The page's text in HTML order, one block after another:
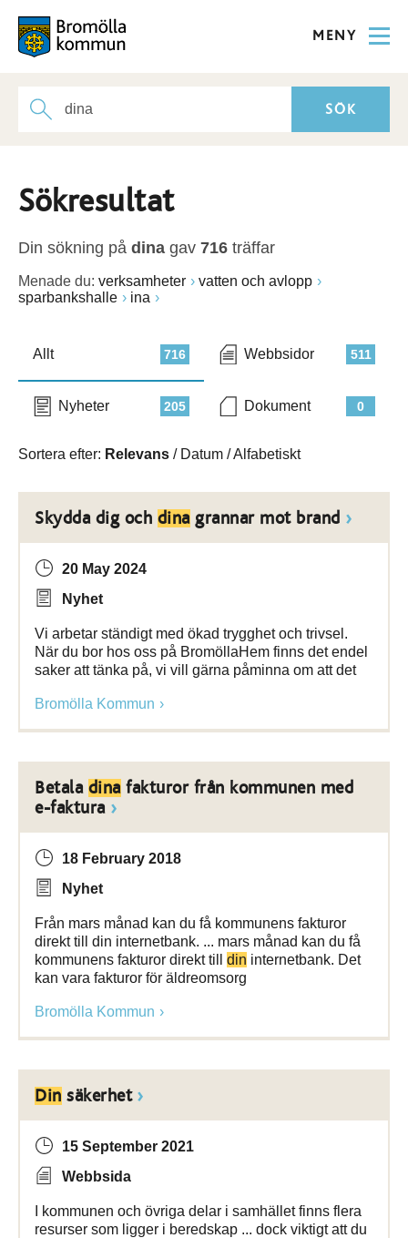
MENY
Sökresultat
Din sökning på dina gav 716 träffar
Menade du: verksamheter
vatten och avlopp
sparbankshalle
ina
716
Allt 511
Webbsidor
205
Nyheter 0
Dokument
Sortera efter: Relevans / Datum /Alfabetiskt
Skydda dig och dinagrannar mot brand
20 May 2024
Nyhet
Vi arbetar ständigt med ökad trygghet och trivsel.
När du bor hos oss på BromöllaHem finns det endel
saker att tänka på, vi vill gärna påminna om att det
Bromölla Kommun
Betala dinafakturor från kommunen med
e-faktura
18 February 2018
Nyhet
Från mars månad kan du få kommunens fakturor
direkt till din internetbank. ... mars månad kan du få
kommunens fakturor direkt till din internetbank. Det
kan vara fakturor för äldreomsorg
Bromölla Kommun
Din säkerhet
15 September 2021
Webbsida
I kommunen och övriga delar i samhället finns flera
resurser som ligger i beredskap ... dock viktigt att du